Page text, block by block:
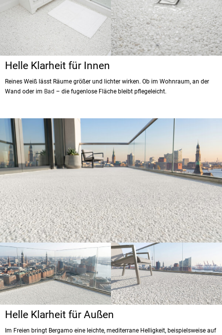
Helle Klarheit für Innen
Reines Weiß lässt Räume größer und lichter wirken. Ob im Wohnraum, an der
Wand oder im Bad – die fugenlose Fläche bleibt pflegeleicht.
Helle Klarheit für Außen
Im Freien bringt Bergamo eine leichte, mediterrane Helligkeit, beispielsweise auf